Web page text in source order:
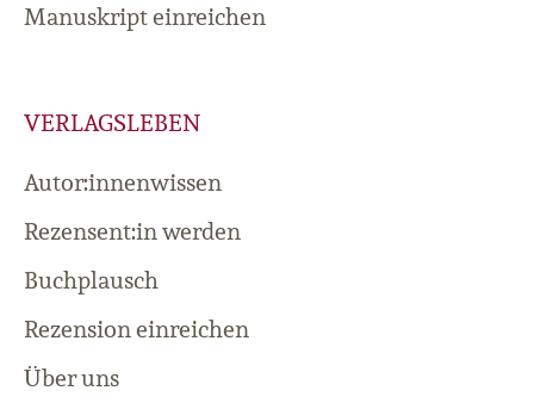
Manuskript einreichen
VERLAGSLEBEN
Autor:innenwissen
Rezensent:in werden
Buchplausch
Rezension einreichen
Über uns